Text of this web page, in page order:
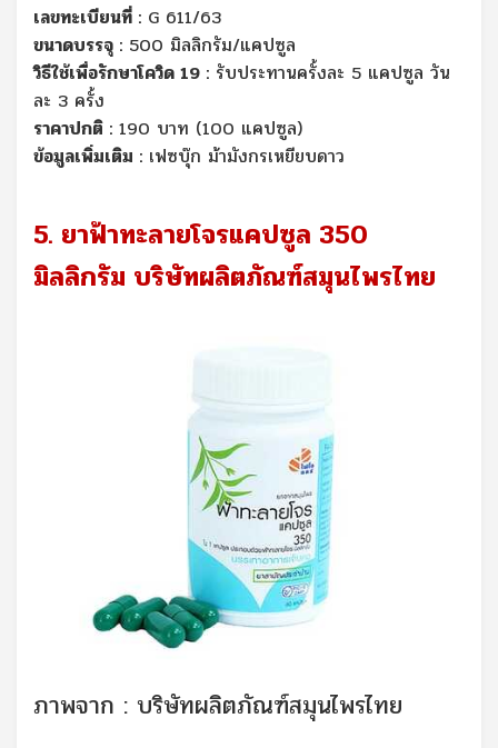
เลขทะเบียนที่ : G 611/63
ขนาดบรรจุ : 500 มิลลิกรัม/แคปซูล
วิธีใช้เพื่อรักษาโควิด 19 : รับประทานครั้งละ 5 แคปซูล วัน
ละ 3 ครั้ง
ราคาปกติ : 190 บาท (100 แคปซูล)
ข้อมูลเพิ่มเติม : เฟซบุ๊ก ม้ามังกรเหยียบดาว
5. ยาฟ้าทะลายโจรแคปซูล 350
มิลลิกรัม บริษัทผลิตภัณฑ์สมุนไพรไทย
ภาพจาก : บริษัทผลิตภัณฑ์สมุนไพรไทย